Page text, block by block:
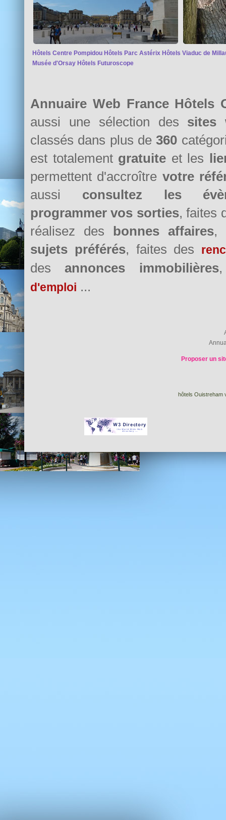
Hôtels Centre Pompidou Hôtels Parc Astérix Hôtels Viaduc de
Musée d'Orsay Hôtels Futuroscope
Annuaire Web France Hôtels
aussi une sélection des sites
classés dans plus de360
est totalement gratuite et les
permettent d'accroître votre
aussi consultez les
programmer vos sorties, faites
réalisez des
bonnes affaires,
sujets préférés, faites des
desannonces immobilières
d'emploi ...
Proposer un
hôtels Ouistreham